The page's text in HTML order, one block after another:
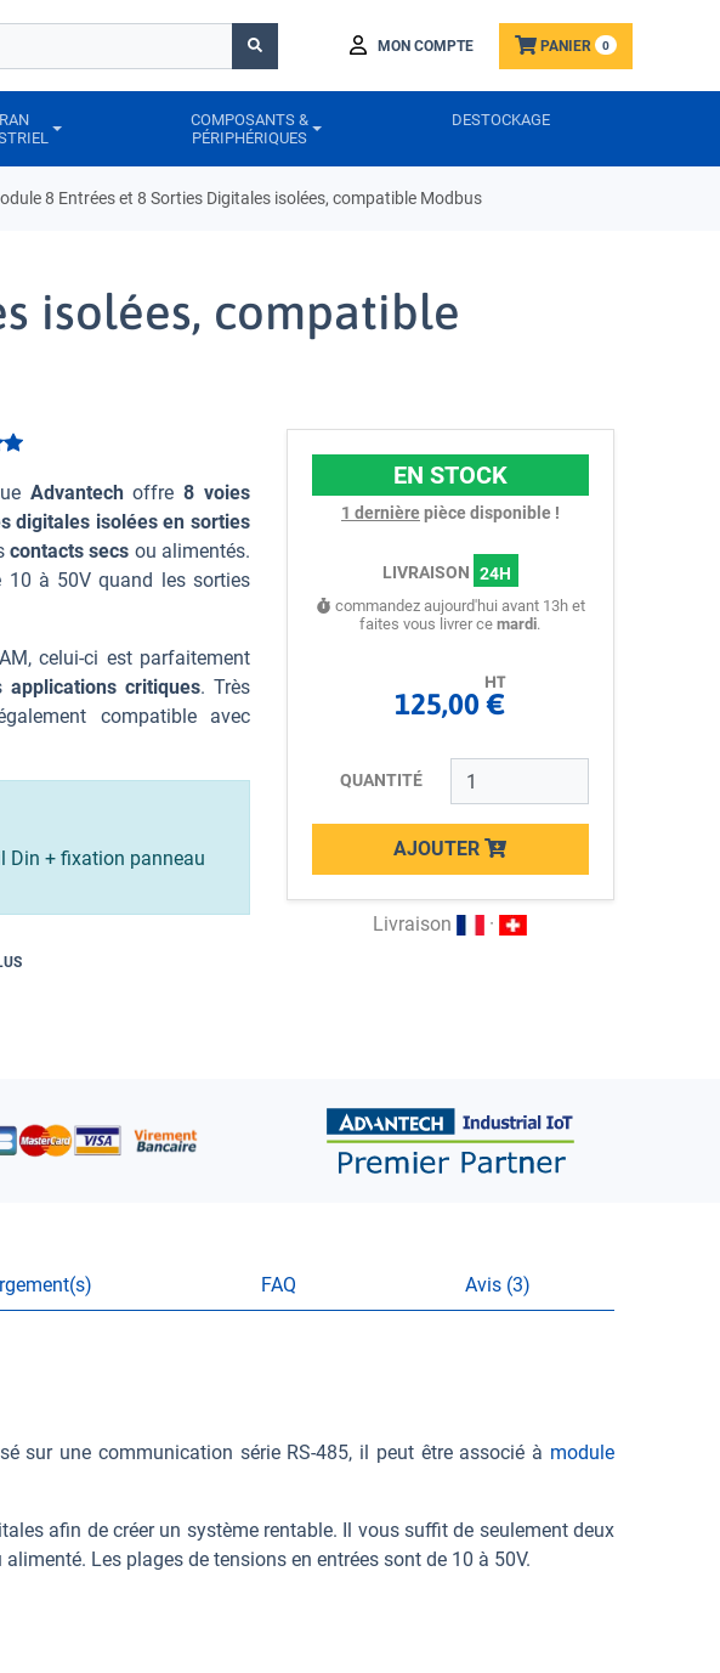
MON COMPTE PANIER 0
COMPOSANTS &
PÉRIPHÉRIQUES
DESTOCKAGE
8 Entrées et 8 Sorties Digitales isolées, compatible Modbus
isolées, compatible
Advantechoffre8 voies
digitales isolées en sorties
contacts secs ou alimentés.
10 à 50V quand les sorties
celui-ci est parfaitement
applications critiques. Très
compatible avec
Din + fixation panneau
EN STOCK
1 dernière pièce disponible !
LIVRAISON 24H
commandez aujourd'hui avant 13h et
faites vous livrer cemardi.
HT
125,00 €
QUANTITÉ
AJOUTER
Livraison
·
FAQ Avis (3)
sur une communication série RS-485, il peut être associé à module
afin de créer un système rentable. Il vous suffit de seulement deux
Les plages de tensions en entrées sont de 10 à 50V.